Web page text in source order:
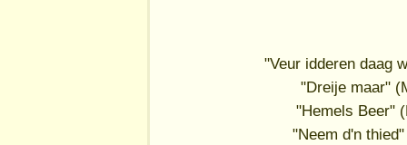
"Veur idderen daag
"Dreije maar"
"Hemels Beer"
"Neem d'n